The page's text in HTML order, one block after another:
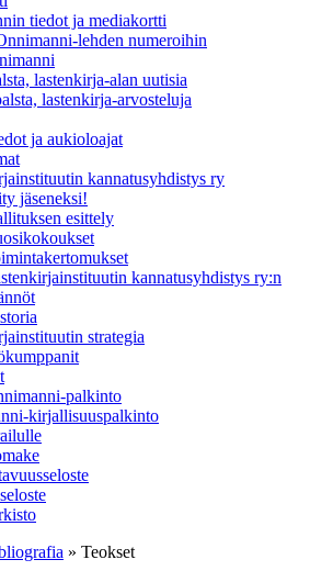
tiedot ja mediakortti
lehden numeroihin
lastenkirja-alan uutisia
lastenkirja-arvosteluja
ja aukioloajat
kannatusyhdistys ry
jäseneksi!
esittely
kannatusyhdistys ry:n
strategia
palkinto
kirjallisuuspalkinto
» Teokset